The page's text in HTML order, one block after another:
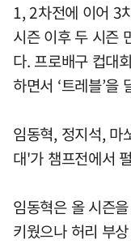
1, 2차전에 이어 3
시즌 이후 두 시즌
다. 프로배구 컵대
하면서 ‘트레블’을
임동혁, 정지석, 마
대'가 챔프전에서
임동혁은 올 시즌
키웠으나 허리 부